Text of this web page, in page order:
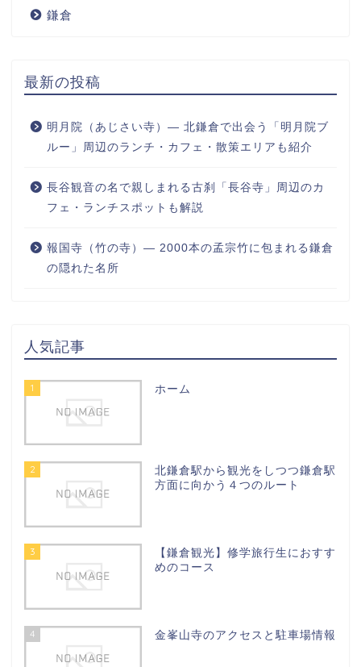
鎌倉
最新の投稿
明月院（あじさい寺）― 北鎌倉で出会う「明月院ブ
ルー」周辺のランチ・カフェ・散策エリアも紹介
長谷観音の名で親しまれる古刹「長谷寺」周辺のカ
フェ・ランチスポットも解説
報国寺（竹の寺）― 2000本の孟宗竹に包まれる鎌倉
の隠れた名所
人気記事
1 ホーム
2
北鎌倉駅から観光をしつつ鎌倉駅
方面に向かう４つのルート
3
【鎌倉観光】修学旅行生におすす
めのコース
4 金峯山寺のアクセスと駐車場情報